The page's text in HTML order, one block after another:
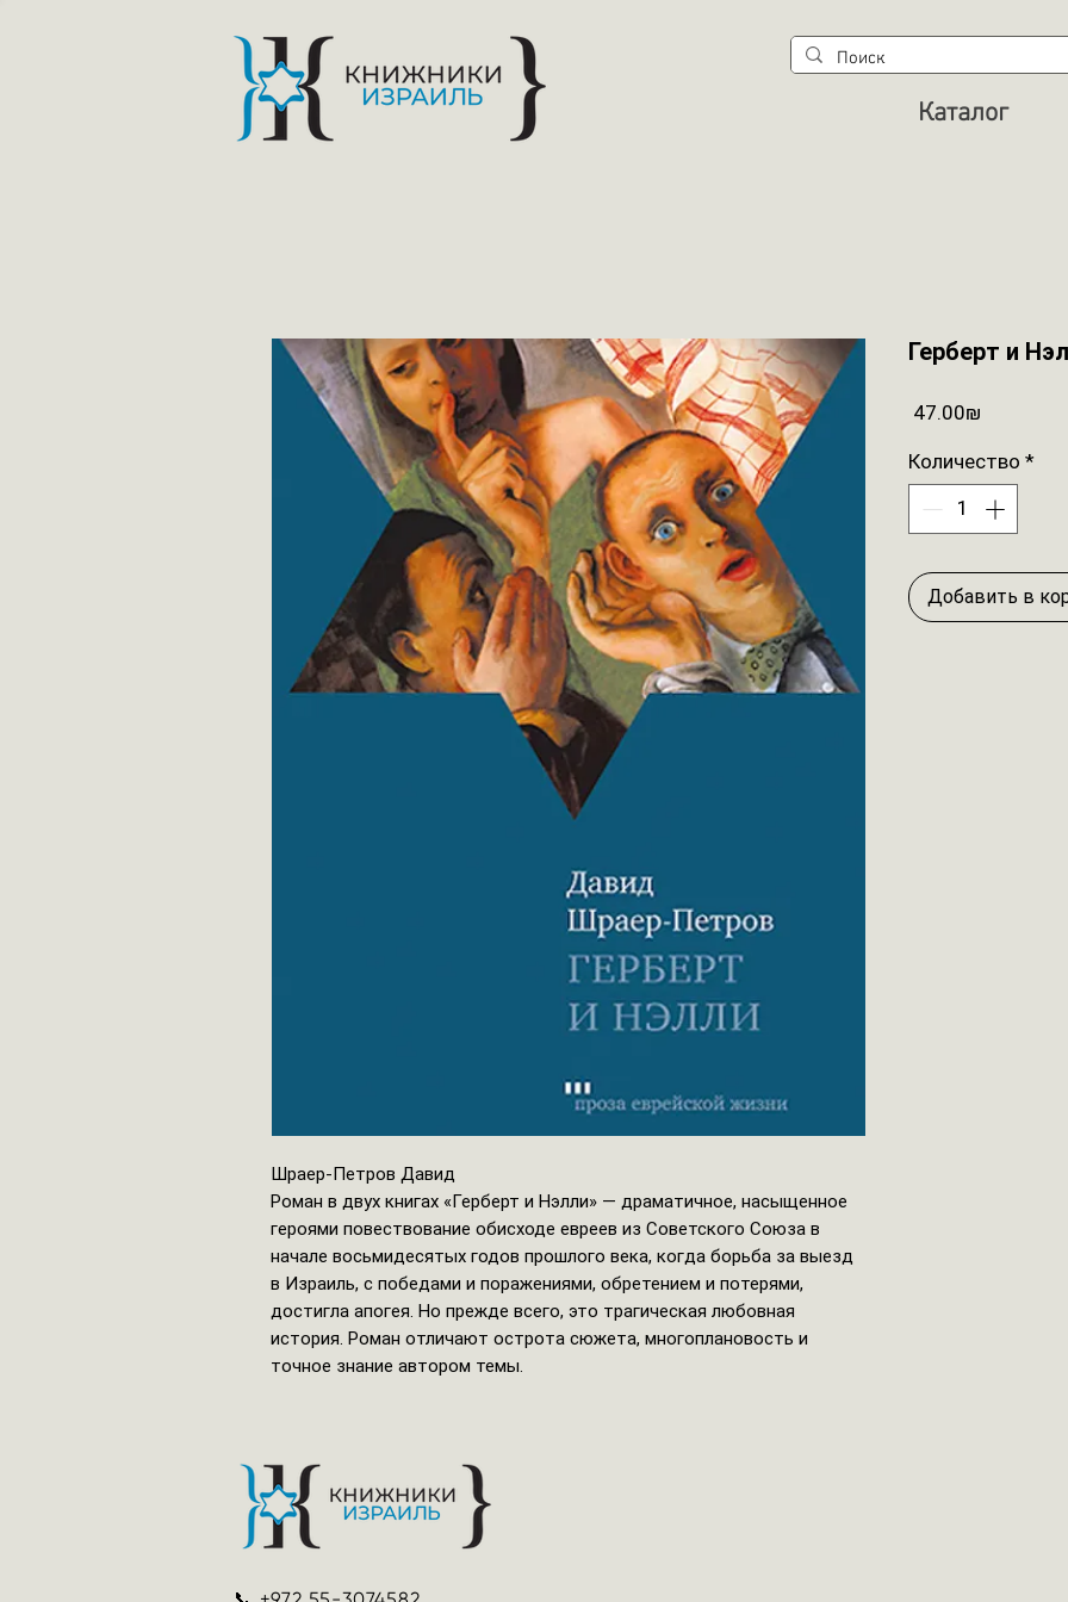
Каталог
Шраер-Петров Давид
Роман в двух книгах «Герберт и Нэлли» — драматичное, насыщенное
героями повествование обисходе евреев из Советского Союза в
начале восьмидесятых годов прошлого века, когда борьба за выезд
в Израиль, с победами и поражениями, обретением и потерями,
достигла апогея. Но прежде всего, это трагическая любовная
история. Роман отличают острота сюжета, многоплановость и
точное знание автором темы.
Герберт и
‏47.00 ‏₪
Количество *
Добавить в